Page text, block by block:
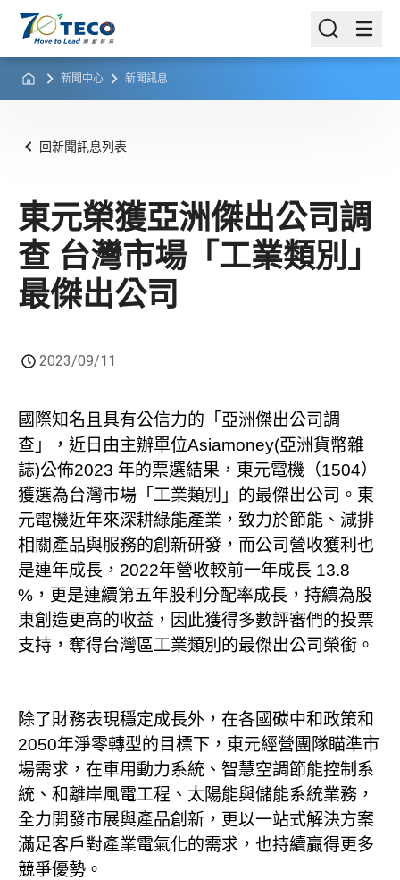
新聞中心 新聞訊息
回新聞訊息列表
東元榮獲亞洲傑出公司調
查 台灣市場「工業類別」
最傑出公司
2023/09/11
國際知名且具有公信力的「亞洲傑出公司調
查」，近日由主辦單位Asiamoney(亞洲貨幣雜
誌)公佈2023 年的票選結果，東元電機（1504）
獲選為台灣市場「工業類別」的最傑出公司。東
元電機近年來深耕綠能產業，致力於節能、減排
相關產品與服務的創新研發，而公司營收獲利也
是連年成長，2022年營收較前一年成長 13.8
%，更是連續第五年股利分配率成長，持續為股
東創造更高的收益，因此獲得多數評審們的投票
支持，奪得台灣區工業類別的最傑出公司榮銜。
除了財務表現穩定成長外，在各國碳中和政策和
2050年淨零轉型的目標下，東元經營團隊瞄準市
場需求，在車用動力系統、智慧空調節能控制系
統、和離岸風電工程、太陽能與儲能系統業務，
全力開發市展與產品創新，更以一站式解決方案
滿足客戶對產業電氣化的需求，也持續贏得更多
競爭優勢。